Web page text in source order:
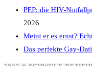
PEP: die HIV-
2026
Meint er es ernst?
Das perfekte Gay-